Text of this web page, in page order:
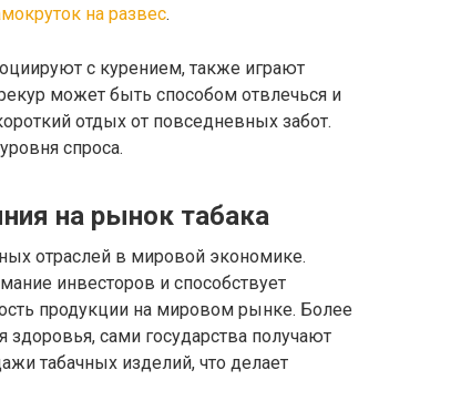
на развес.
с курением, также играют
может быть способом отвлечься и
отдых от повседневных забот.
спроса.
на рынок табака
отраслей в мировой экономике.
инвесторов и способствует
продукции на мировом рынке. Более
здоровья, сами государства получают
табачных изделий, что делает